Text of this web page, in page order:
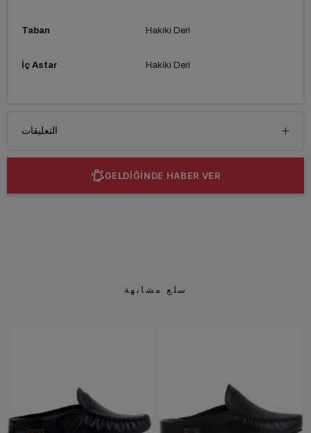
Taban Hakiki Deri
İç Astar Hakiki Deri
التعليقات
GELDİĞİNDE HABER VER
سلع مشابهة